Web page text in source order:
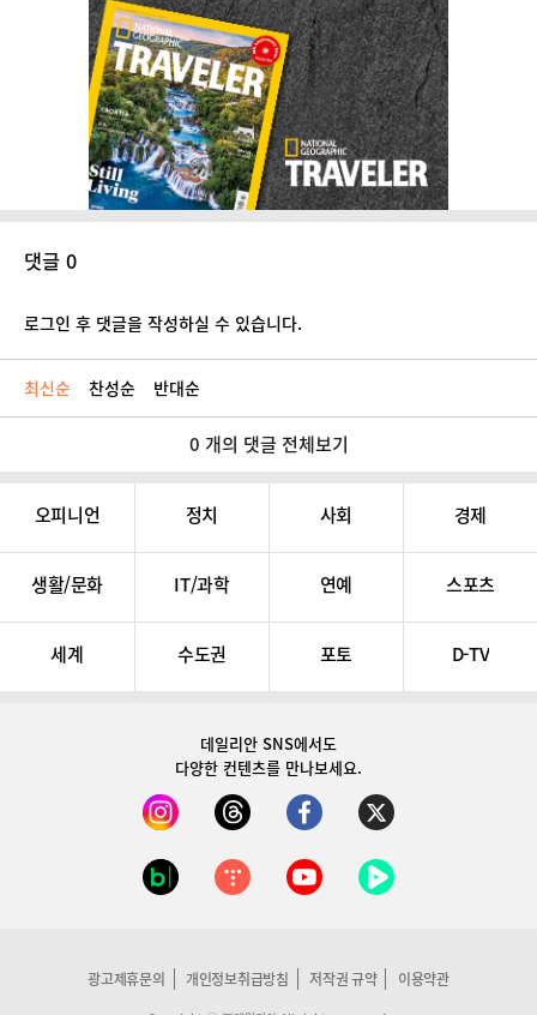
댓글 0
로그인 후 댓글을 작성하실 수 있습니다.
최신순 찬성순 반대순
0 개의 댓글 전체보기
오피니언 정치 사회 경제
생활/문화 IT/과학 연예 스포츠
세계 수도권 포토 D-TV
데일리안 SNS에서도
다양한 컨텐츠를 만나보세요.
광고제휴문의 개인정보취급방침 저작권 규약 이용약관